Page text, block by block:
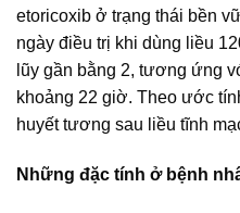
etoricoxib ở trạng thái bền
ngày điều trị khi dùng liều
lũy gần bằng 2, tương ứng
khoảng 22 giờ. Theo ước
huyết tương sau liều tĩnh
Những đặc tính ở bệnh